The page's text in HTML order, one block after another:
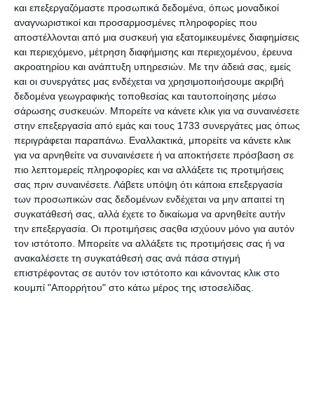
και επεξεργαζόμαστε προσωπικά δεδομένα, όπως μοναδικοί
αναγνωριστικοί και προσαρμοσμένες πληροφορίες που
αποστέλλονται από μια συσκευή για εξατομικευμένες διαφημίσεις
και περιεχόμενο, μέτρηση διαφήμισης και περιεχομένου, έρευνα
ακροατηρίου και ανάπτυξη υπηρεσιών. Με την άδειά σας, εμείς
και οι συνεργάτες μας ενδέχεται να χρησιμοποιήσουμε ακριβή
δεδομένα γεωγραφικής τοποθεσίας και ταυτοποίησης μέσω
σάρωσης συσκευών. Μπορείτε να κάνετε κλικ για να συναινέσετε
στην επεξεργασία από εμάς και τους 1733 συνεργάτες μας όπως
περιγράφεται παραπάνω. Εναλλακτικά, μπορείτε να κάνετε κλικ
για να αρνηθείτε να συναινέσετε ή να αποκτήσετε πρόσβαση σε
πιο λεπτομερείς πληροφορίες και να αλλάξετε τις προτιμήσεις
σας πριν συναινέσετε. Λάβετε υπόψη ότι κάποια επεξεργασία
των προσωπικών σας δεδομένων ενδέχεται να μην απαιτεί τη
συγκατάθεσή σας, αλλά έχετε το δικαίωμα να αρνηθείτε αυτήν
την επεξεργασία. Οι προτιμήσεις σαςθα ισχύουν μόνο για αυτόν
τον ιστότοπο. Μπορείτε να αλλάξετε τις προτιμήσεις σας ή να
ανακαλέσετε τη συγκατάθεσή σας ανά πάσα στιγμή
επιστρέφοντας σε αυτόν τον ιστότοπο και κάνοντας κλικ στο
κουμπί "Απορρήτου" στο κάτω μέρος της ιστοσελίδας.
Καθαριστικό ασπροπίνακα
TZ6 150ml Legamaster
Διαθέσιμο
9,99€
Σπόγγος μαγνητικός
ασπροπίνακα TZ4
Legamaster
Διαθέσιμο
10,90€
Κατηγορίες